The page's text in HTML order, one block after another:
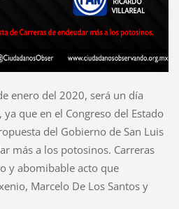
enero del 2020, será un día
que en el Congreso del Estado
del Gobierno de San Luis
más a los potosinos. Carreras
y abomibable acto que
Marcelo De Los Santos y